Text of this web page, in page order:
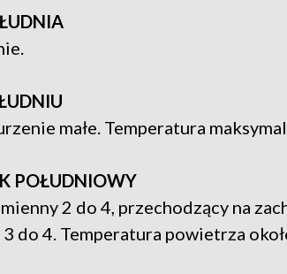
małe. Temperatura
POŁUDNIOWY
2 do 4, przechodzący na
do 4. Temperatura powietrza